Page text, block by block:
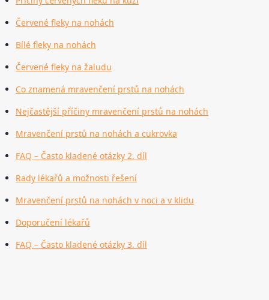
Červené fleky na nohách
Bílé fleky na nohách
Červené fleky na žaludu
Co znamená mravenčení prstů na nohách
Nejčastější příčiny mravenčení prstů na nohách
Mravenčení prstů na nohách a cukrovka
FAQ – Často kladené otázky 2. díl
Rady lékařů a možnosti řešení
Mravenčení prstů na nohách v noci a v klidu
Doporučení lékařů
FAQ – Často kladené otázky 3. díl